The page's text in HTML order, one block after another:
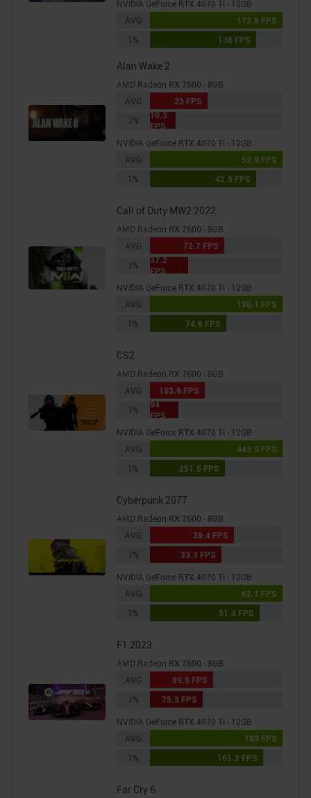
analysieren. Außerdem geben wir Informationen zu Ihrer
Verwendung unserer Website an unsere Partner für
soziale Medien, Werbung und Analysen weiter. Unsere
Partner führen diese Informationen möglicherweise mit
weiteren Daten zusammen, die Sie ihnen bereitgestellt
haben oder die sie im Rahmen Ihrer Nutzung der Dienste
gesammelt haben.
NVIDIA GeForce RTX 4070 Ti - 12GB
AVG
172.8 FPS
1%
138 FPS
Alan Wake 2
AMD Radeon RX 7600 - 8GB
AVG
23 FPS
1%
10.3
FPS
NVIDIA GeForce RTX 4070 Ti - 12GB
AVG
52.9 FPS
1%
42.5 FPS
Call of Duty MW2 2022
AMD Radeon RX 7600 - 8GB
AVG
72.7 FPS
1%
37.2
FPS
NVIDIA GeForce RTX 4070 Ti - 12GB
AVG
130.1 FPS
1%
74.9 FPS
CS2
AMD Radeon RX 7600 - 8GB
AVG
183.9 FPS
1%
94
FPS
NVIDIA GeForce RTX 4070 Ti - 12GB
AVG
443.9 FPS
1%
251.5 FPS
Cyberpunk 2077
AMD Radeon RX 7600 - 8GB
AVG
39.4 FPS
1%
33.3 FPS
NVIDIA GeForce RTX 4070 Ti - 12GB
AVG
62.1 FPS
1%
51.4 FPS
F1 2023
AMD Radeon RX 7600 - 8GB
AVG
89.5 FPS
1%
75.3 FPS
NVIDIA GeForce RTX 4070 Ti - 12GB
AVG
189 FPS
1%
161.2 FPS
Far Cry 6